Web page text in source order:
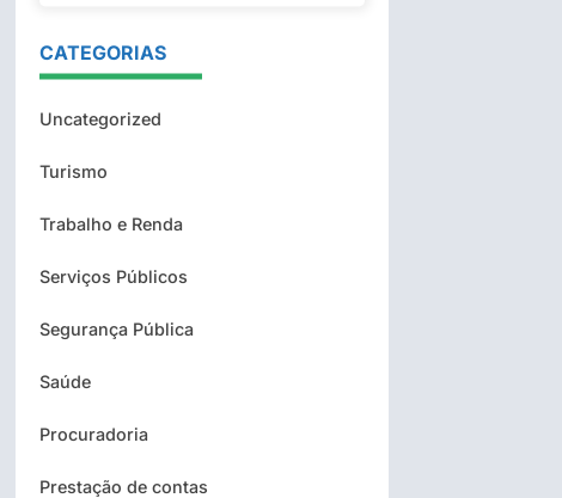
CATEGORIAS
Uncategorized
Turismo
Trabalho e Renda
Serviços Públicos
Segurança Pública
Saúde
Procuradoria
Prestação de contas